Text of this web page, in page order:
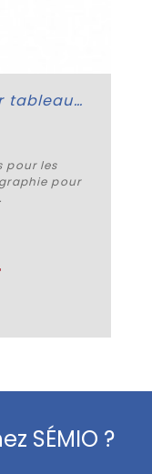
Sérigraphie filage pour tableau scolaire
pour les
pour
SÉMIO ?